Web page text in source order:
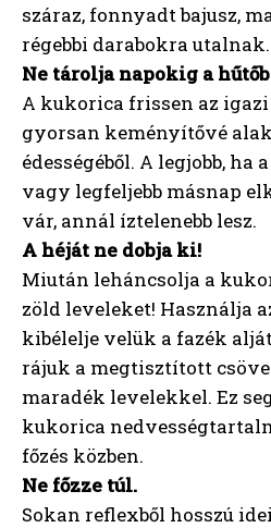
száraz, fonnyadt bajusz,
régebbi darabokra utalnak.
Ne tárolja napokig a
A kukorica frissen az
gyorsan keményítővé
édességéből. A legjobb, ha
vagy legfeljebb másnap
vár, annál íztelenebb lesz.
A héját ne dobja ki!
Miután leháncsolja a
zöld leveleket! Használja
kibélelje velük a fazék
rájuk a megtisztított
maradék levelekkel. Ez
kukorica
főzés közben.
Ne főzze túl.
Sokan reflexből hosszú